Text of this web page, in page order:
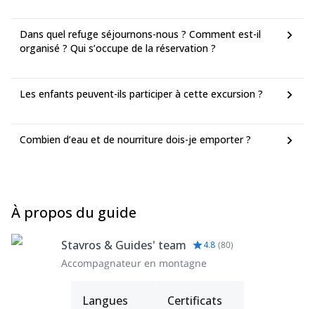
Dans quel refuge séjournons-nous ? Comment est-il
organisé ? Qui s’occupe de la réservation ?
Les enfants peuvent-ils participer à cette excursion ?
Combien d’eau et de nourriture dois-je emporter ?
À propos du guide
Stavros & Guides' team 4.8 (80)
Accompagnateur en montagne
Langues Certificats